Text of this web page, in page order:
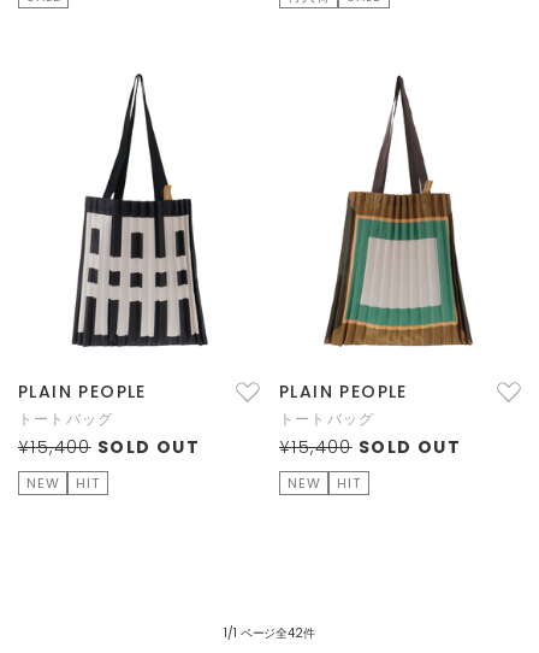
PLAIN PEOPLE
トートバッグ
¥15,400 SOLD OUT
NEW HIT
PLAIN PEOPLE
トートバッグ
¥15,400 SOLD OUT
NEW HIT
1/1 ページ全42件